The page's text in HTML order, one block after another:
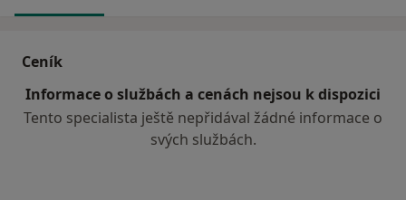
Ceník
Informace o službách a cenách nejsou k dispozici
Tento specialista ještě nepřidával žádné informace o
svých službách.